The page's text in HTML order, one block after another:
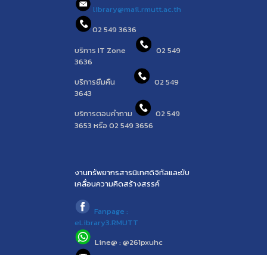
library@mail.rmutt.ac.th
02 549 3636
บริการ IT Zone
02 549
3636
บริการยืมคืน
02 549
3643
บริการตอบคำถาม
02 549
3653 หรือ 02 549 3656
งานทรัพยากรสารนิเทศดิจิทัลและขับ
เคลื่อนความคิดสร้างสรรค์
Fanpage :
eLibrary3.RMUTT
Line@ : @261pxuhc